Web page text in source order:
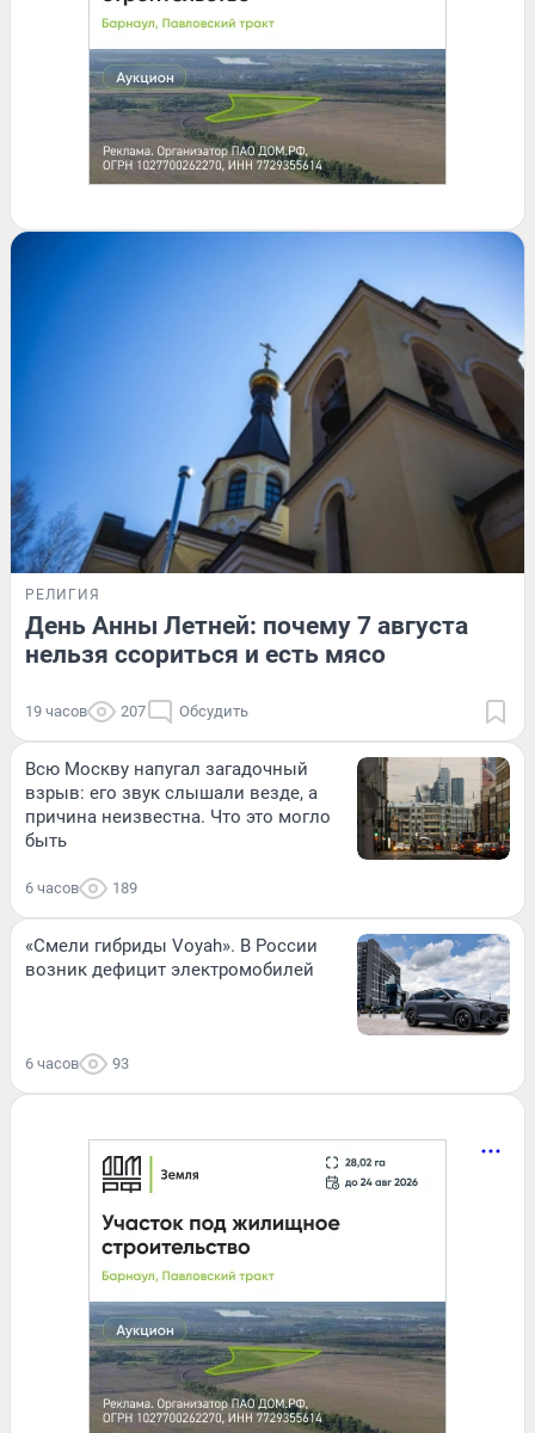
РЕЛИГИЯ
День Анны Летней: почему 7 августа
нельзя ссориться и есть мясо
19 часов 207 Обсудить
Всю Москву напугал загадочный
взрыв: его звук слышали везде, а
причина неизвестна. Что это могло
быть
6 часов 189
«Смели гибриды Voyah». В России
возник дефицит электромобилей
6 часов 93